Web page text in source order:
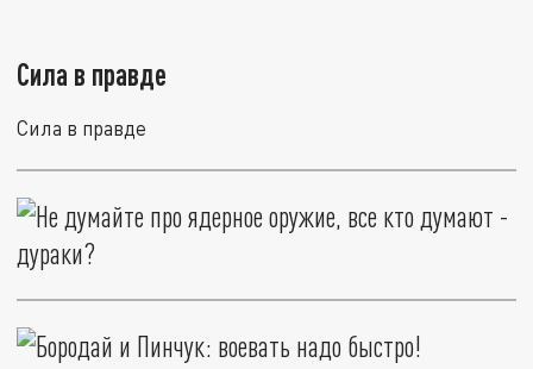
Сила в правде
Сила в правде